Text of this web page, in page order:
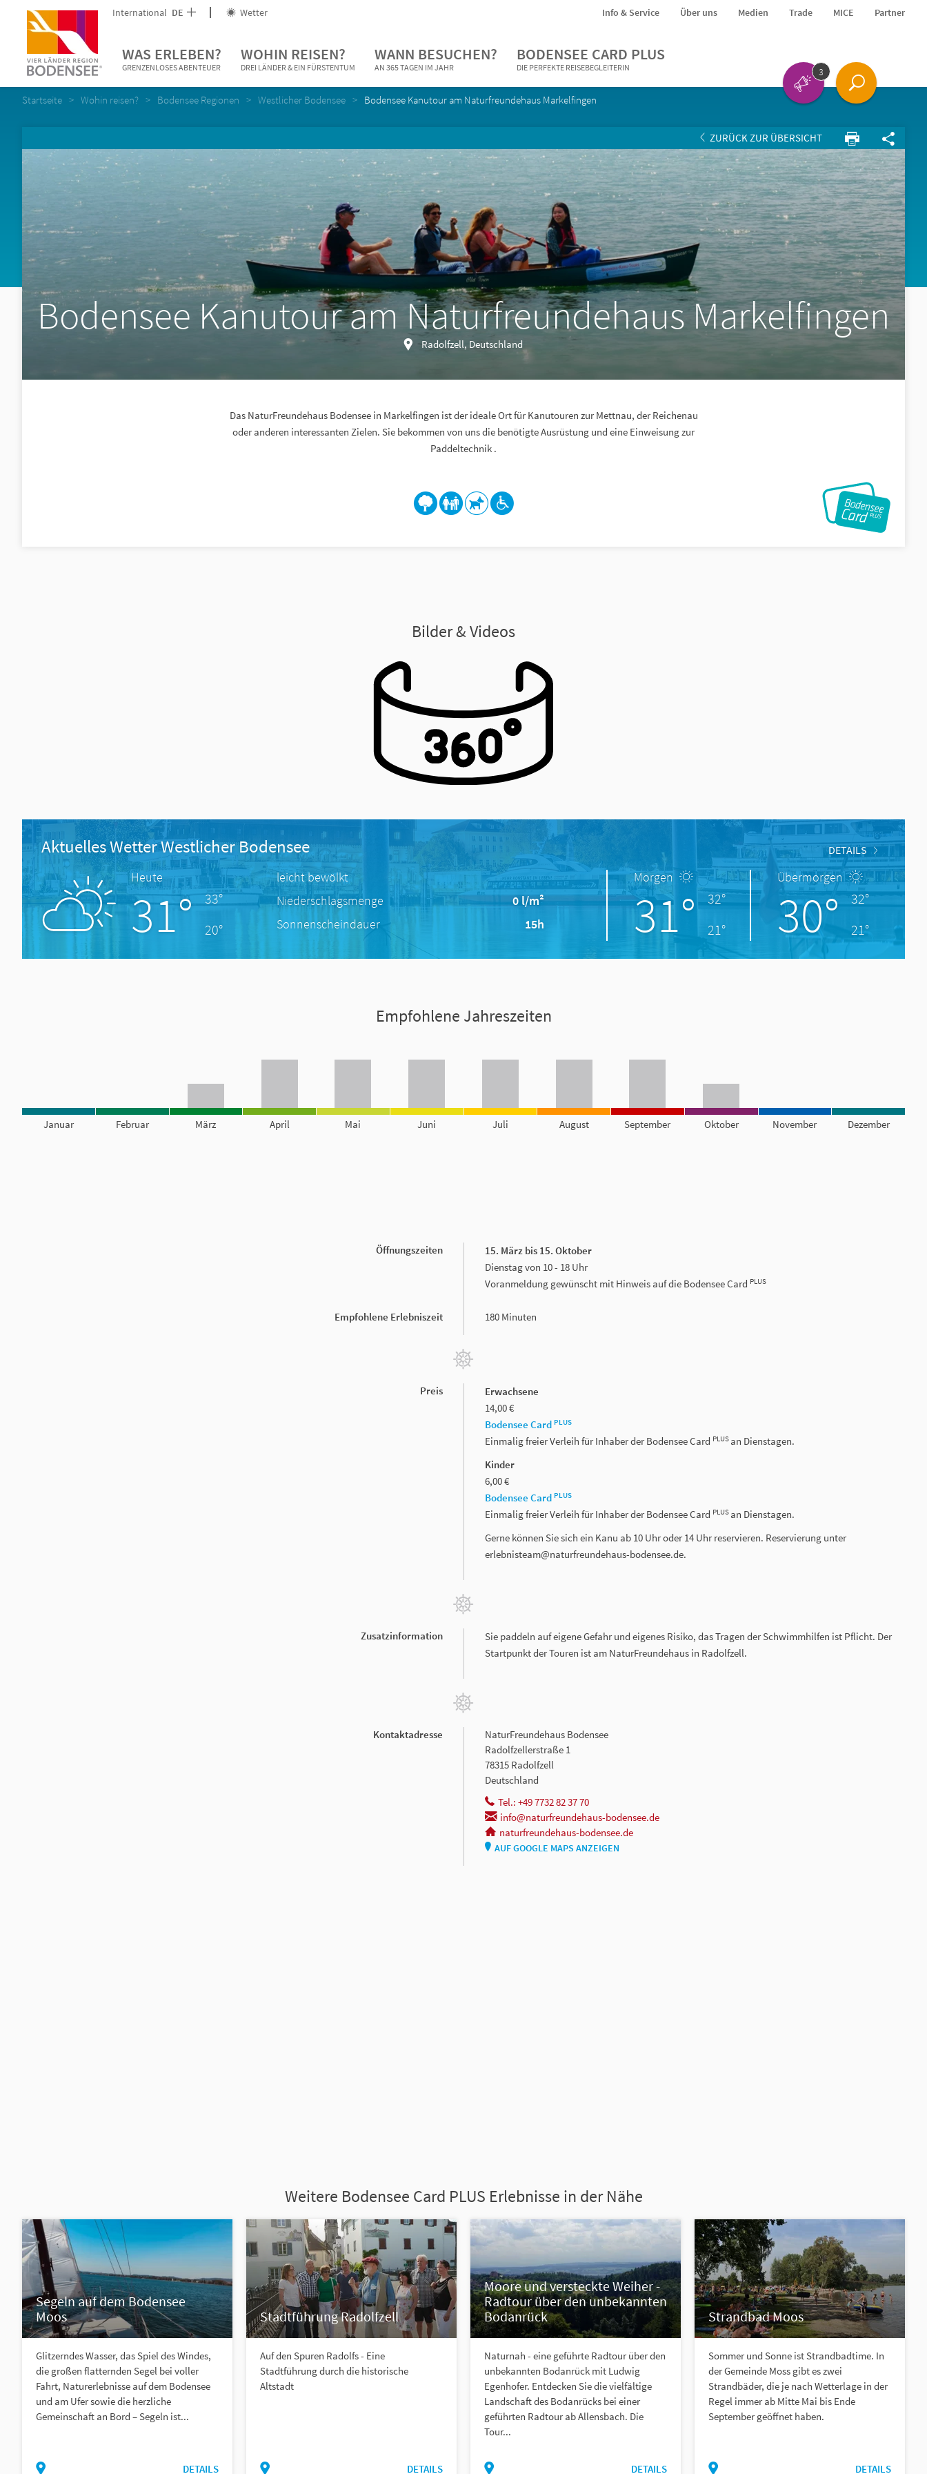
International DE Wetter Info & Service Über uns Medien Trade MICE Partner
WAS ERLEBEN?
GRENZENLOSES ABENTEUER
WOHIN REISEN?
DREI LÄNDER & EIN FÜRSTENTUM
WANN BESUCHEN?
AN 365 TAGEN IM JAHR
BODENSEE CARD PLUS
DIE PERFEKTE REISEBEGLEITERIN 3
Startseite Wohin reisen? Bodensee Regionen Westlicher Bodensee Bodensee Kanutour am Naturfreundehaus Markelfingen
ZURÜCK ZUR ÜBERSICHT
Bodensee Kanutour am Naturfreundehaus Markelfingen
Radolfzell, Deutschland
Das NaturFreundehaus Bodensee in Markelfingen ist der ideale Ort für Kanutouren zur Mettnau, der Reichenau
oder anderen interessanten Zielen. Sie bekommen von uns die benötigte Ausrüstung und eine Einweisung zur
Paddeltechnik .
Bilder & Videos
Aktuelles Wetter Westlicher Bodensee DETAILS
Heute
31°
33°
20°
leicht bewölkt
Niederschlagsmenge
0 l/m²
Sonnenscheindauer
15h
Morgen
31°
32°
21°
Übermorgen
30°
32°
21°
Empfohlene Jahreszeiten
Januar Februar März April Mai Juni Juli August September Oktober November Dezember
Öffnungszeiten
15. März bis 15. Oktober
Dienstag von 10 - 18 Uhr
Voranmeldung gewünscht mit Hinweis auf die Bodensee Card PLUS
Empfohlene Erlebniszeit 180 Minuten
Preis
Erwachsene
14,00 €
Bodensee Card PLUS
Einmalig freier Verleih für Inhaber der Bodensee Card PLUS an Dienstagen.
Kinder
6,00 €
Bodensee Card PLUS
Einmalig freier Verleih für Inhaber der Bodensee Card PLUS an Dienstagen.
Gerne können Sie sich ein Kanu ab 10 Uhr oder 14 Uhr reservieren. Reservierung unter
erlebnisteam@naturfreundehaus-bodensee.de.
Zusatzinformation
Sie paddeln auf eigene Gefahr und eigenes Risiko, das Tragen der Schwimmhilfen ist Pflicht. Der
Startpunkt der Touren ist am NaturFreundehaus in Radolfzell.
Kontaktadresse
NaturFreundehaus Bodensee
Radolfzellerstraße 1
78315 Radolfzell
Deutschland
Tel.: +49 7732 82 37 70
info@naturfreundehaus-bodensee.de
naturfreundehaus-bodensee.de
AUF GOOGLE MAPS ANZEIGEN
Weitere Bodensee Card PLUS Erlebnisse in der Nähe
Segeln auf dem Bodensee
Moos
Glitzerndes Wasser, das Spiel des Windes,
die großen flatternden Segel bei voller
Fahrt, Naturerlebnisse auf dem Bodensee
und am Ufer sowie die herzliche
Gemeinschaft an Bord – Segeln ist...
DETAILS
Stadtführung Radolfzell
Auf den Spuren Radolfs - Eine
Stadtführung durch die historische
Altstadt
DETAILS
Moore und versteckte Weiher -
Radtour über den unbekannten
Bodanrück
Naturnah - eine geführte Radtour über den
unbekannten Bodanrück mit Ludwig
Egenhofer. Entdecken Sie die vielfältige
Landschaft des Bodanrücks bei einer
geführten Radtour ab Allensbach. Die
Tour...
DETAILS
Strandbad Moos
Sommer und Sonne ist Strandbadtime. In
der Gemeinde Moss gibt es zwei
Strandbäder, die je nach Wetterlage in der
Regel immer ab Mitte Mai bis Ende
September geöffnet haben.
DETAILS